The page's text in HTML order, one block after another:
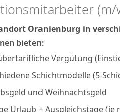
(m/
Oranienburg in
bieten:
Vergütung
Schichtmodelle (5-
und Weihnachtsgeld
Urlaub + Ausgleichstage